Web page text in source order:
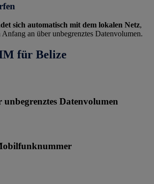
sich automatisch mit dem lokalen Netz,
an über unbegrenztes Datenvolumen.
für Belize
unbegrenztes Datenvolumen